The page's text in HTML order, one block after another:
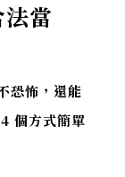
當
恐怖，還能
個方式簡單